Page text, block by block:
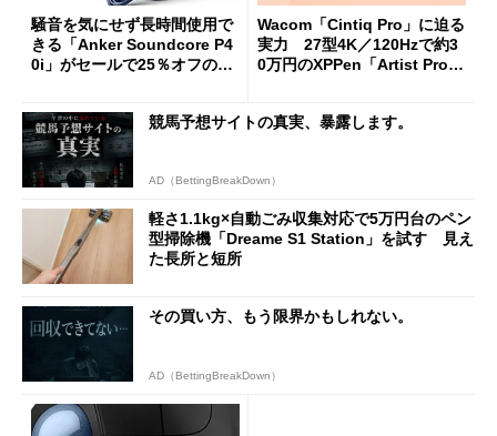
騒音を気にせず長時間使用で
きる「Anker Soundcore P4
0i」がセールで25％オフの59
Wacom「Cintiq Pro」に迫る
実力 27型4K／120Hzで約3
0万円のXPPen「Artist Pro 2
競馬予想サイトの真実、暴露します。
AD（BettingBreakDown）
軽さ1.1kg×自動ごみ収集対応で5万円台のペン
型掃除機「Dreame S1 Station」を試す 見え
た長所と短所
その買い方、もう限界かもしれない。
AD（BettingBreakDown）